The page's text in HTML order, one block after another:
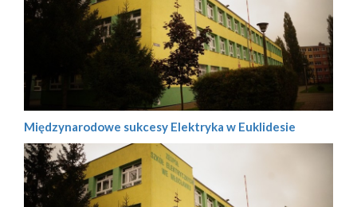
Międzynarodowe sukcesy Elektryka w Euklidesie